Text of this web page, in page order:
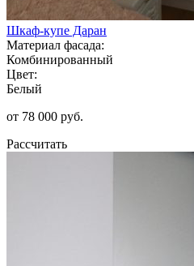
Шкаф-купе Даран
Материал фасада:
Комбинированный
Цвет:
Белый
от 78 000 руб.
Рассчитать